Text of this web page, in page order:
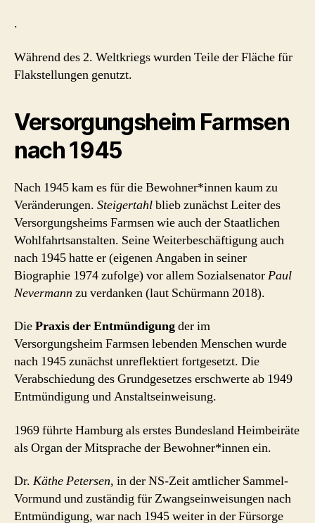
.
Während des 2. Weltkriegs wurden Teile der Fläche für
Flakstellungen genutzt.
Versorgungsheim Farmsen
nach 1945
Nach 1945 kam es für die Bewohner*innen kaum zu
Veränderungen. Steigertahlblieb zunächst Leiter des
Versorgungsheims Farmsen wie auch der Staatlichen
Wohlfahrtsanstalten. Seine Weiterbeschäftigung auch
nach 1945 hatte er (eigenen Angaben in seiner
Biographie 1974 zufolge) vor allem SozialsenatorPaul
Nevermann zu verdanken (laut Schürmann 2018).
DiePraxis der Entmündigungder im
Versorgungsheim Farmsen lebenden Menschen wurde
nach 1945 zunächst unreflektiert fortgesetzt. Die
Verabschiedung des Grundgesetzes erschwerte ab 1949
Entmündigung und Anstaltseinweisung.
1969 führte Hamburg als erstes Bundesland Heimbeiräte
als Organ der Mitsprache der Bewohner*innen ein.
Dr. Käthe Petersen, in der NS-Zeit amtlicher Sammel-
Vormund und zuständig für Zwangseinweisungen nach
Entmündigung, war nach 1945 weiter in der Fürsorge